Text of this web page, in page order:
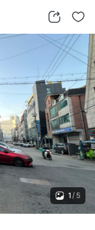
공유하기 찜하기
1 / 5